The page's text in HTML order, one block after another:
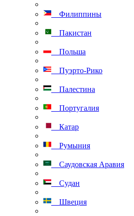
Филиппины
Пакистан
Польша
Пуэрто-Рико
Палестина
Португалия
Катар
Румыния
Саудовская Аравия
Судан
Швеция